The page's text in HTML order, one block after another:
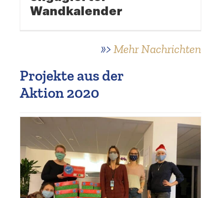
Wandkalender
»> Mehr Nachrichten
Projekte aus der
Aktion 2020